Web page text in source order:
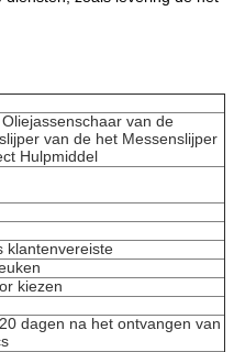
van de
van de het Messenslijper
Hulpmiddel
klantenvereiste
kiezen
dagen na het ontvangen van